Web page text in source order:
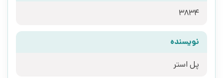
3834
نویسنده
پل استر